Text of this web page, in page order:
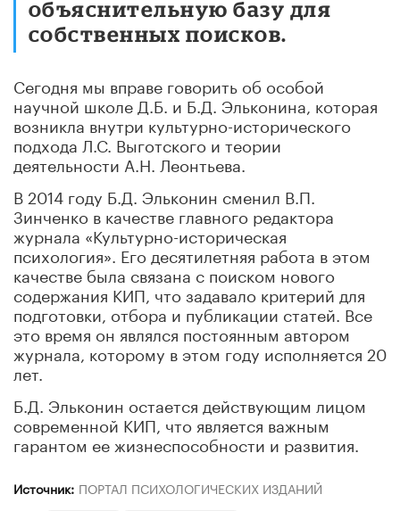
объяснительную базу для
собственных поисков.
Сегодня мы вправе говорить об особой
научной школе Д.Б. и Б.Д. Эльконина, которая
возникла внутри культурно-исторического
подхода Л.С. Выготского и теории
деятельности А.Н. Леонтьева.
В 2014 году Б.Д. Эльконин сменил В.П.
Зинченко в качестве главного редактора
журнала «Культурно-историческая
психология». Его десятилетняя работа в этом
качестве была связана с поиском нового
содержания КИП, что задавало критерий для
подготовки, отбора и публикации статей. Все
это время он являлся постоянным автором
журнала, которому в этом году исполняется 20
лет.
Б.Д. Эльконин остается действующим лицом
современной КИП, что является важным
гарантом ее жизнеспособности и развития.
Источник: ПОРТАЛ ПСИХОЛОГИЧЕСКИХ ИЗДАНИЙ